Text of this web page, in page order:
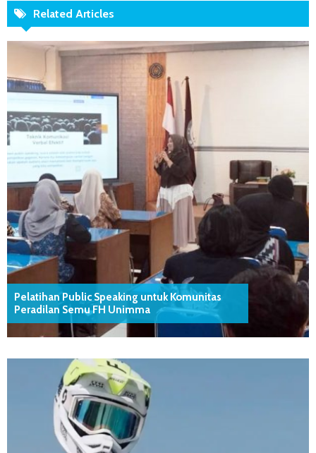
Related Articles
Pelatihan Public Speaking untuk Komunitas
Peradilan Semu FH Unimma